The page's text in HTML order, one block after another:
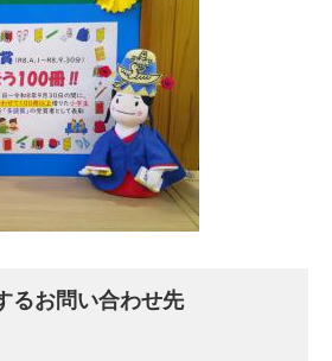
るお問い合わせ先